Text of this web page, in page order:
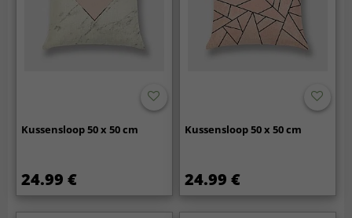
Kussensloop 50 x 50 cm
24.99 €
Kussensloop 50 x 50 cm
24.99 €